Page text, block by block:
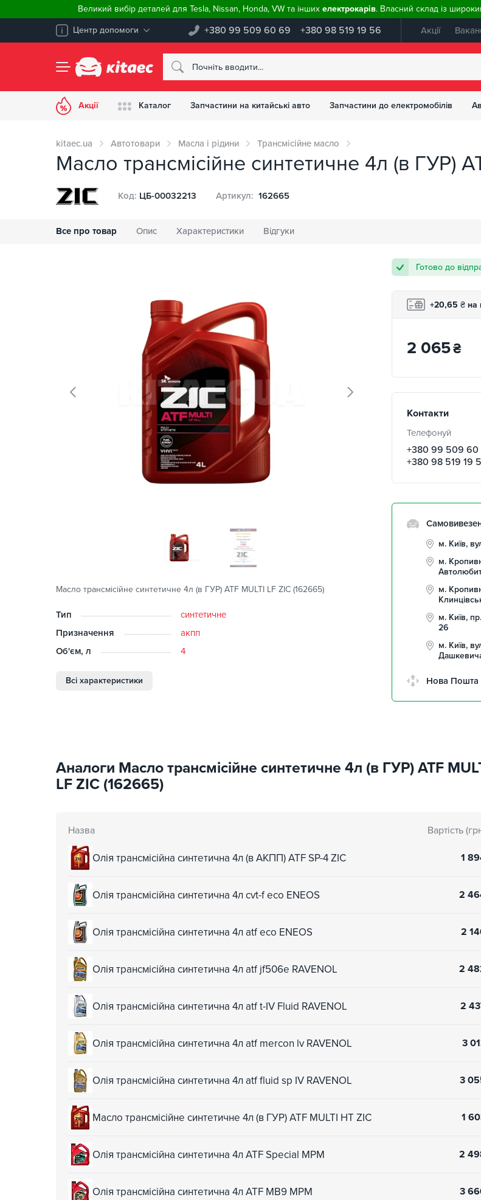
Великий вибір деталей для Tesla, Nissan, Honda, VW та інших електрокарів. Власний склад із
Центр допомоги +380 99 509 60 69 +380 98 519 19 56 Акції
Акції Каталог Запчастини на китайські авто Запчастини до електромобілів
kitaec.ua Автотовари Масла і рідини Трансмісійне масло
Масло трансмісійне синтетичне 4л (в ГУР)
Все про товар Опис Характеристики Відгуки
Код: ЦБ-00032213 Артикул: 162665
Масло трансмісійне синтетичне 4л (в ГУР) ATF MULTI LF ZIC (162665)
Тип
синтетичне
Призначення
акпп
Об'єм, л
4
Всі характеристики
Готово до
+20,65 ₴ на
2 065₴
Контакти
Телефонуй
+380 99 509 60
+380 98 519 19
м. Київ,
м.
м.
м. Київ,
26
м. Київ,
Нова Пошта
Аналоги Масло трансмісійне синтетичне 4л (в ГУР) ATF
LF ZIC (162665)
Назва Вартість
Олія трансмісійна синтетична 4л (в АКПП) ATF SP-4 ZIC 1
Олія трансмісійна синтетична 4л cvt-f eco ENEOS 2
Олія трансмісійна синтетична 4л atf eco ENEOS 2
Олія трансмісійна синтетична 4л atf jf506e RAVENOL 2
Олія трансмісійна синтетична 4л atf t-IV Fluid RAVENOL 2
Олія трансмісійна синтетична 4л atf mercon lv RAVENOL 3
Олія трансмісійна синтетична 4л atf fluid sp IV RAVENOL 3
Масло трансмісійне синтетичне 4л (в ГУР) ATF MULTI HT ZIC 1
Олія трансмісійна синтетична 4л ATF Special MPM 2
Олія трансмісійна синтетична 4л ATF MB9 MPM 3